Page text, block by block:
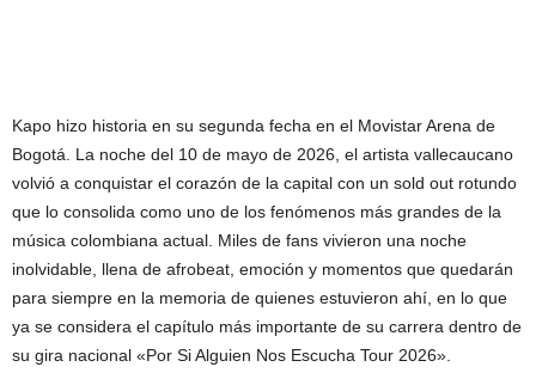
Kapo hizo historia en su segunda fecha en el Movistar Arena de
Bogotá. La noche del 10 de mayo de 2026, el artista vallecaucano
volvió a conquistar el corazón de la capital con un sold out rotundo
que lo consolida como uno de los fenómenos más grandes de la
música colombiana actual. Miles de fans vivieron una noche
inolvidable, llena de afrobeat, emoción y momentos que quedarán
para siempre en la memoria de quienes estuvieron ahí, en lo que
ya se considera el capítulo más importante de su carrera dentro de
su gira nacional «Por Si Alguien Nos Escucha Tour 2026».